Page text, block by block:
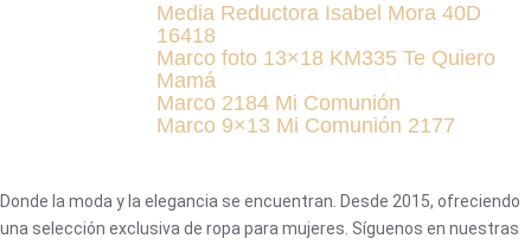
Media Reductora Isabel Mora 40D
16418
Marco foto 13×18 KM335 Te Quiero
Mamá
Marco 2184 Mi Comunión
Marco 9×13 Mi Comunión 2177
Donde la moda y la elegancia se encuentran. Desde 2015, ofreciendo
una selección exclusiva de ropa para mujeres. Síguenos en nuestras